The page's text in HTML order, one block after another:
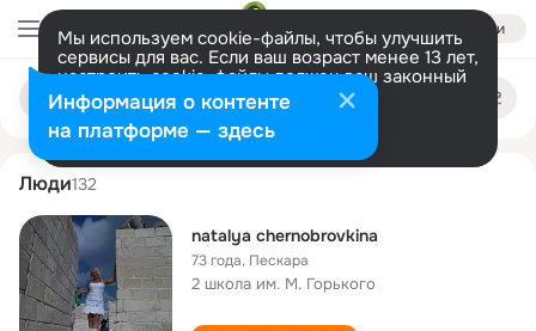
Войти
Мы используем cookie-файлы, чтобы улучшить
сервисы для вас. Если ваш возраст менее 13 лет,
настроить cookie-файлы должен ваш законный
представитель. Больше информации
Разрешить все Настроить
Поиск
людям
natalya chernobrovkina
Люди132
natalya chernobrovkina
73 года, Пескара
2 школа им. М. Горького
Информация о контенте
на платформе — здесь